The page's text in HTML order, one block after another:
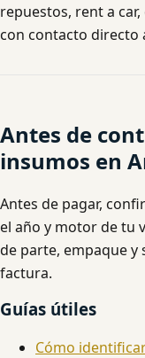
repuestos, rent a
con contacto directo
Antes de
insumos en
Antes de pagar,
el año y motor de tu
de parte, empaque y
factura.
Guías útiles
Cómo